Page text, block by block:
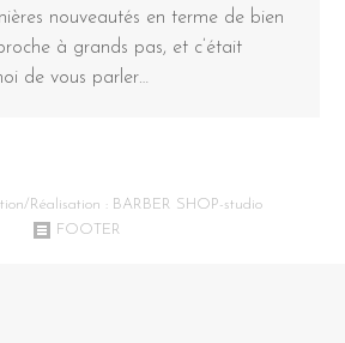
nouveautés en terme de bien
à grands pas, et c’était
de vous parler…
Réalisation : BARBER SHOP-studio
FOOTER